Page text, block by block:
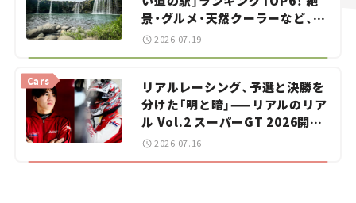
景・グルメ・天然クーラーなど、避
暑におすすめのスポットを紹介
2026.07.19
リアルレーシング、予選と決勝を
分けた「明と暗」——リアルのリア
ル Vol.2 スーパーGT 2026開幕
戦 岡山国際サーキット
Cars
2026.07.16